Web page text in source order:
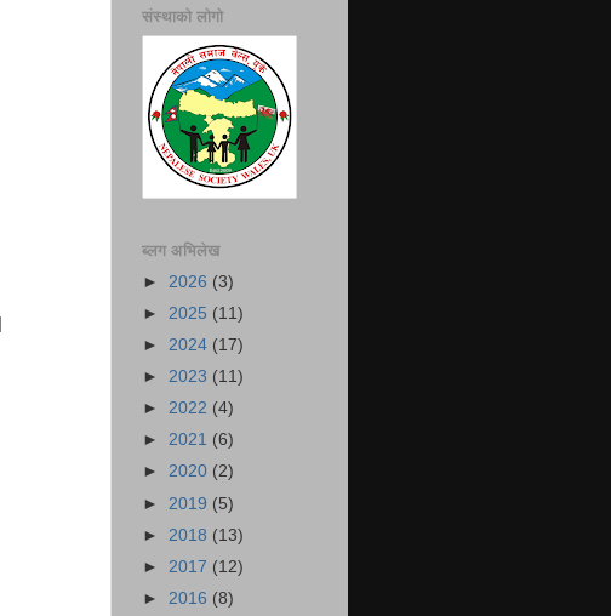
संस्थाको लोगो
ब्लग अभिलेख
► 2026 (3)
► 2025 (11)
► 2024 (17)
► 2023 (11)
► 2022 (4)
► 2021 (6)
► 2020 (2)
► 2019 (5)
► 2018 (13)
► 2017 (12)
► 2016 (8)